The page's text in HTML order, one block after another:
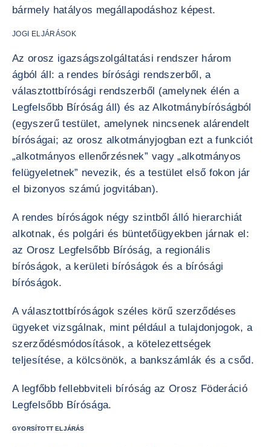
bármely hatályos megállapodáshoz képest.
JOGI ELJÁRÁSOK
Az orosz igazságszolgáltatási rendszer három
ágból áll: a rendes bírósági rendszerből, a
választottbírósági rendszerből (amelynek élén a
Legfelsőbb Bíróság áll) és az Alkotmánybíróságból
(egyszerű testület, amelynek nincsenek alárendelt
bíróságai; az orosz alkotmányjogban ezt a funkciót
„alkotmányos ellenőrzésnek” vagy „alkotmányos
felügyeletnek” nevezik, és a testület első fokon jár
el bizonyos számú jogvitában).
A rendes bíróságok négy szintből álló hierarchiát
alkotnak, és polgári és büntetőügyekben járnak el:
az Orosz Legfelsőbb Bíróság, a regionális
bíróságok, a kerületi bíróságok és a bírósági
bíróságok.
A választottbíróságok széles körű szerződéses
ügyeket vizsgálnak, mint például a tulajdonjogok, a
szerződésmódosítások, a kötelezettségek
teljesítése, a kölcsönök, a bankszámlák és a csőd.
A legfőbb fellebbviteli bíróság az Orosz Föderáció
Legfelsőbb Bírósága.
GYORSÍTOTT ELJÁRÁS